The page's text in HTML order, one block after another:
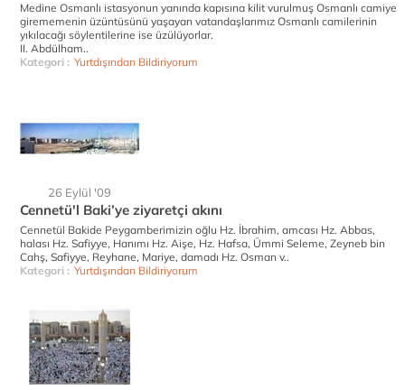
Medine Osmanlı istasyonun yanında kapısına kilit vurulmuş Osmanlı camiye
girememenin üzüntüsünü yaşayan vatandaşlarımız Osmanlı camilerinin
yıkılacağı söylentilerine ise üzülüyorlar.
II. Abdülham..
Kategori : Yurtdışından Bildiriyorum
26 Eylül '09
Cennetü'l Baki’ye ziyaretçi akını
Cennetül Bakide Peygamberimizin oğlu Hz. İbrahim, amcası Hz. Abbas,
halası Hz. Safiyye, Hanımı Hz. Aişe, Hz. Hafsa, Ümmi Seleme, Zeyneb bin
Cahş, Safiyye, Reyhane, Mariye, damadı Hz. Osman v..
Kategori : Yurtdışından Bildiriyorum